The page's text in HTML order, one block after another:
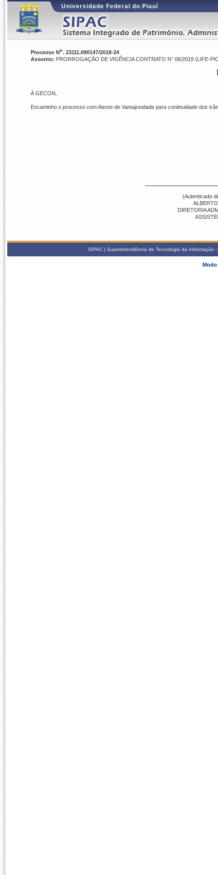
Universidade Federal do Piauí
Processo No. 23111.090147/2018-24
Assunto: PRORROGAÇÃO DE VIGÊNCIA CONTRATO N° 06/2019 (LIFE-
À GECON,
Encaminho o processo com Ateste de Vantajosidade para continuidade dos
(Autenticado
DIRETORIA
SIPAC | Superintendência de Tecnologia da
Modo